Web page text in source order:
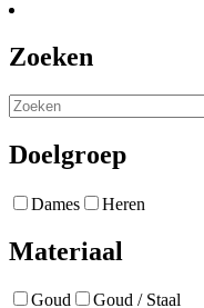
Zoeken
Doelgroep
Dames Heren
Materiaal
Goud Goud / Staal